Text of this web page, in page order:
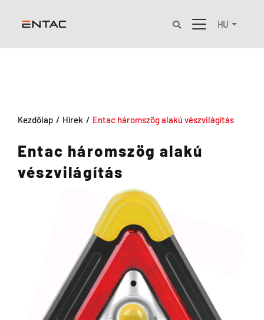
HU
Kezdőlap / Hírek / Entac háromszög alakú vészvilágítás
Entac háromszög alakú
vészvilágítás